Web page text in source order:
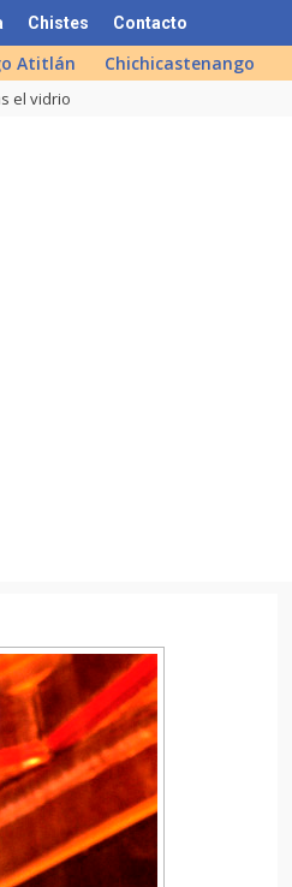
Chistes Contacto
Atitlán Chichicastenango
el vidrio